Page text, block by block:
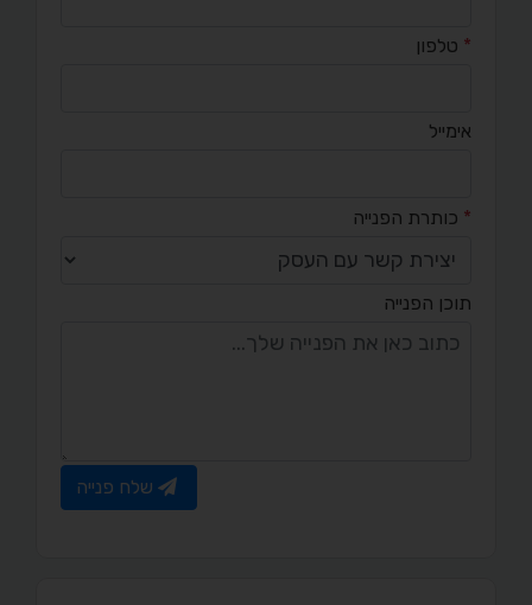
* טלפון
אימייל
* כותרת הפנייה
תוכן הפנייה
שלח פנייה